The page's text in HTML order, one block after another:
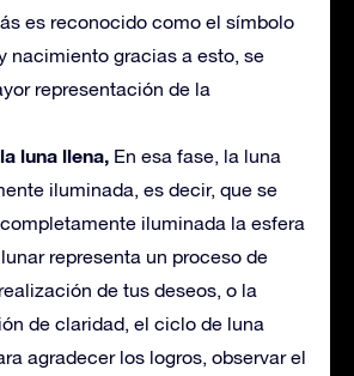
es reconocido como el símbolo
nacimiento gracias a esto, se
representación de la
luna llena, En esa fase, la luna
iluminada, es decir, que se
iluminada la esfera
representa un proceso de
de tus deseos, o la
de claridad, el ciclo de luna
agradecer los logros, observar el